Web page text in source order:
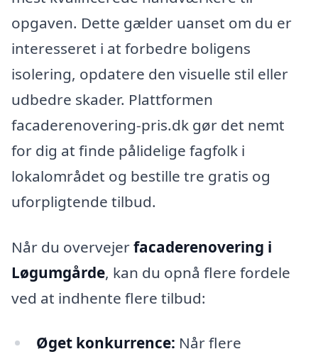
opgaven. Dette gælder uanset om du er
interesseret i at forbedre boligens
isolering, opdatere den visuelle stil eller
udbedre skader. Plattformen
facaderenovering-pris.dk gør det nemt
for dig at finde pålidelige fagfolk i
lokalområdet og bestille tre gratis og
uforpligtende tilbud.
Når du overvejerfacaderenovering i
Løgumgårde, kan du opnå flere fordele
ved at indhente flere tilbud:
Øget konkurrence: Når flere